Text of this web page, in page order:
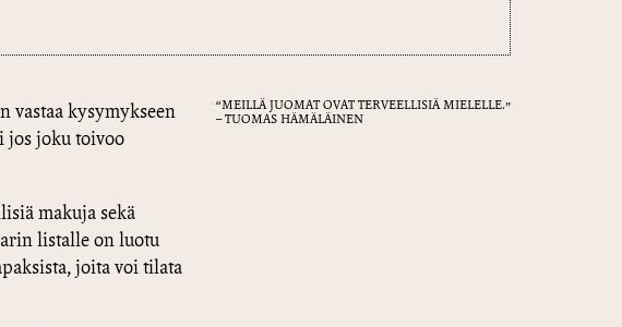
vastaa kysymykseen
jos joku toivoo
makuja sekä
listalle on luotu
joita voi tilata
“MEILLÄ JUOMAT OVAT TERVEELLISIÄ MIELELLE.”
– TUOMAS HÄMÄLÄINEN